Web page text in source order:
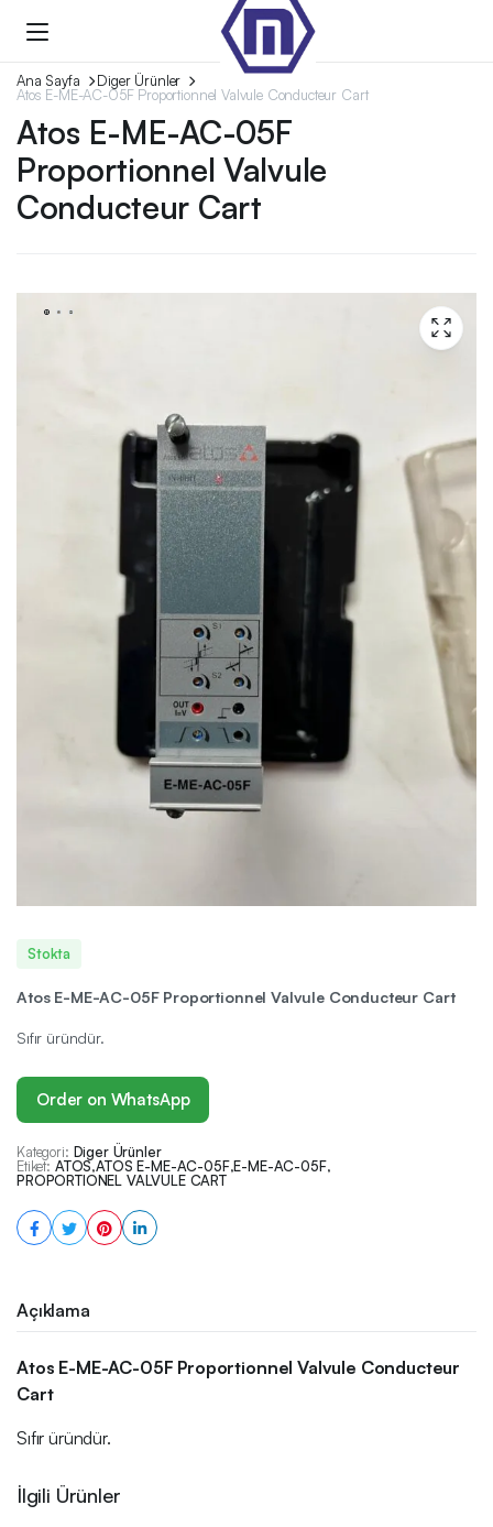
Ana Sayfa
Diger Ürünler
Atos E-ME-AC-05F Proportionnel Valvule Conducteur Cart
Atos E-ME-AC-05F
Proportionnel Valvule
Conducteur Cart
Stokta
Atos E-ME-AC-05F Proportionnel Valvule Conducteur Cart
Sıfır üründür.
Order on WhatsApp
Kategori: Diger Ürünler
Etiket: ATOS,ATOS E-ME-AC-05F,E-ME-AC-05F,
PROPORTIONEL VALVULE CART
Açıklama
Atos E-ME-AC-05F Proportionnel Valvule Conducteur
Cart
Sıfır üründür.
İlgili Ürünler